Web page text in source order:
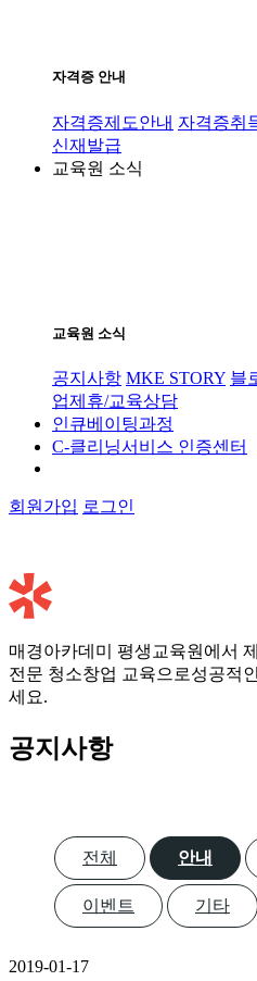
자격증 안내
자격증제도안내 자격증취
신재발급
교육원 소식
교육원 소식
공지사항 MKE STORY 블
업제휴/교육상담
인큐베이팅과정
C-클리닝서비스 인증센터
회원가입 로그인
매경아카데미 평생교육원에서
전문 청소창업 교육으로성공적
세요.
공지사항
전체 안내
이벤트 기타
2019-01-17